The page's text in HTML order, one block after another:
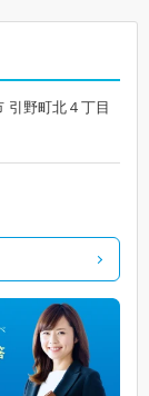
引野町北４丁目